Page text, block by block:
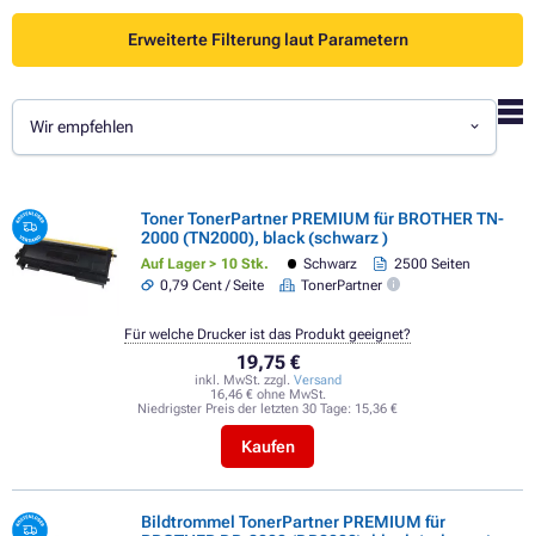
Erweiterte Filterung laut Parametern
Wir empfehlen
Toner TonerPartner PREMIUM für BROTHER TN-
2000 (TN2000), black (schwarz )
Auf Lager > 10 Stk. Schwarz
2500 Seiten
0,79 Cent / Seite
TonerPartner
19,75 €
inkl. MwSt. zzgl. Versand
16,46 € ohne MwSt.
Niedrigster Preis der letzten 30 Tage: 15,36 €
Kaufen
Für welche Drucker ist das Produkt geeignet?
Bildtrommel TonerPartner PREMIUM für